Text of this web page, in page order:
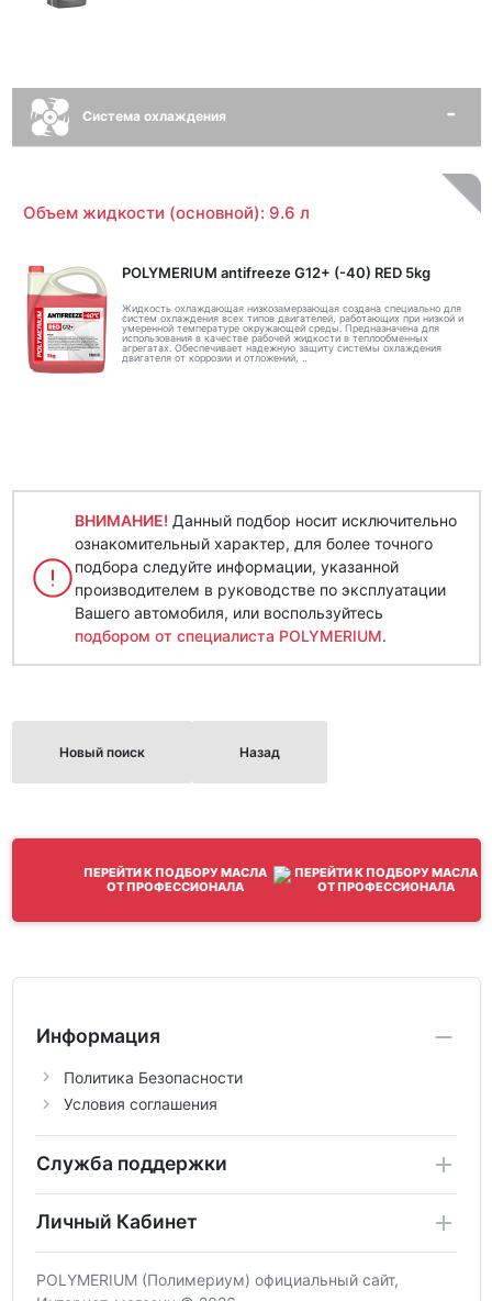
Система охлаждения
Объем жидкости (основной): 9.6 л
POLYMERIUM antifreeze G12+ (-40) RED 5kg
Жидкость охлаждающая низкозамерзающая создана специально для
систем охлаждения всех типов двигателей, работающих при низкой и
умеренной температуре окружающей среды. Предназначена для
использования в качестве рабочей жидкости в теплообменных
агрегатах. Обеспечивает надежную защиту системы охлаждения
двигателя от коррозии и отложений, ..
ВНИМАНИЕ! Данный подбор носит исключительно
ознакомительный характер, для более точного
подбора следуйте информации, указанной
производителем в руководстве по эксплуатации
Вашего автомобиля, или воспользуйтесь
подбором от специалиста POLYMERIUM.
Новый поиск Назад
ПЕРЕЙТИ К ПОДБОРУ МАСЛА
ОТ ПРОФЕССИОНАЛА
Информация
Политика Безопасности
Условия соглашения
Служба поддержки
Личный Кабинет
POLYMERIUM (Полимериум) официальный сайт,